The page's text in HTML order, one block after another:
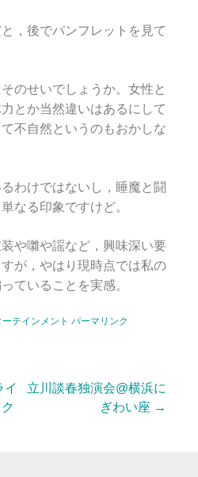
，後でパンフレットを見て
のせいでしょうか。女性と
とか当然違いはあるにして
不自然というのもおかしな
わけではないし，睡魔と闘
なる印象ですけど。
装や囃や謡など，興味深い要
が，やはり現時点では私の
ていることを実感。
テインメント パーマリンク
イ
立川談春独演会@横浜に
ぎわい座 →